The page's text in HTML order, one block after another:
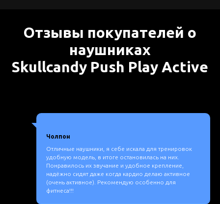
Отзывы покупателей о
наушниках
Skullcandy Push Play Active
Чолпон
Отличные наушники, я себе искала для тренировок
удобную модель, в итоге остановилась на них.
Понравилось их звучание и удобное крепление,
надёжно сидят даже когда кардио делаю активное
(очень активное). Рекомендую особенно для
фитнеса!!!